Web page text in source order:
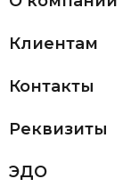
Клиентам
Контакты
Реквизиты
ЭДО